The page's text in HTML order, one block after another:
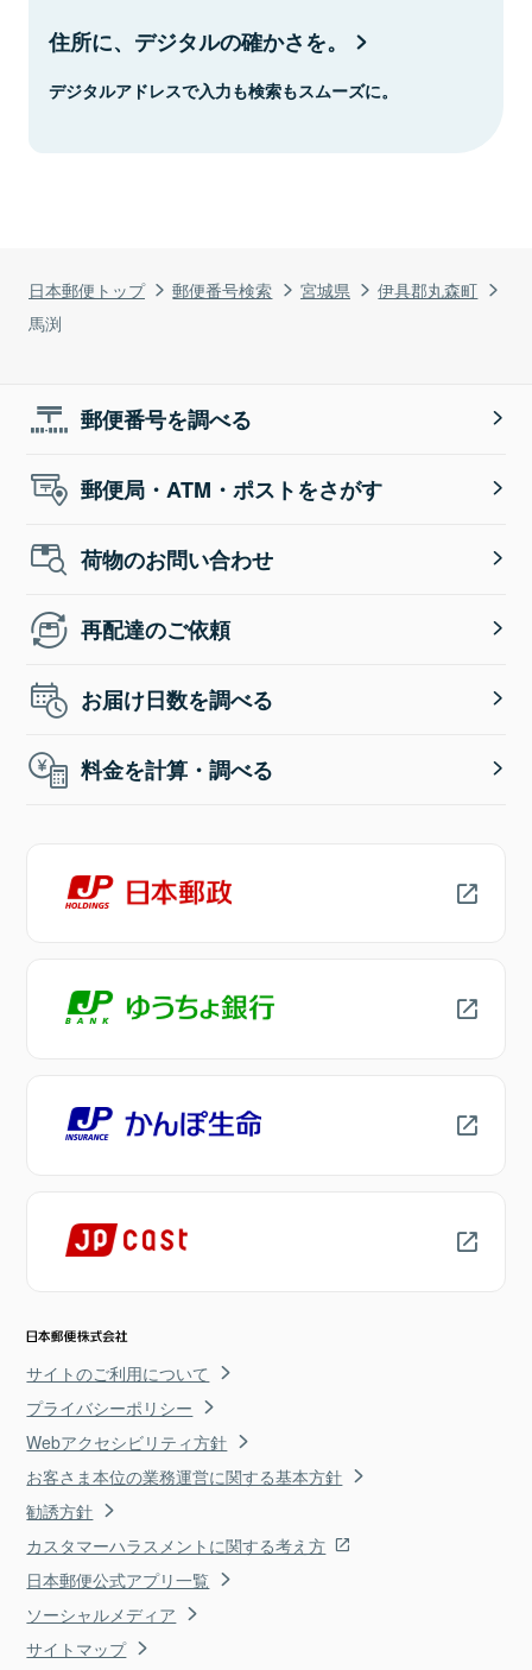
日本郵便トップ 郵便番号検索 宮城県
伊具郡丸森町
馬渕
住所に、デジタルの確かさを。
デジタルアドレスで入力も検索もスムーズに。
郵便番号を調べる
郵便局・ATM・ポストをさがす
荷物のお問い合わせ
再配達のご依頼
お届け日数を調べる
料金を計算・調べる
サイトのご利用について
プライバシーポリシー
Webアクセシビリティ方針
お客さま本位の業務運営に関する基本方針
勧誘方針
カスタマーハラスメントに関する考え方
日本郵便公式アプリ一覧
ソーシャルメディア
サイトマップ